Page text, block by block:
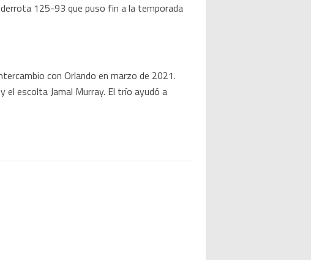
125-93 que puso fin a la temporada
con Orlando en marzo de 2021.
el escolta Jamal Murray. El trío ayudó a